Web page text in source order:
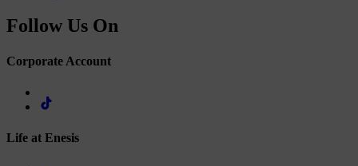
Follow Us On
Corporate Account
Life at Enesis